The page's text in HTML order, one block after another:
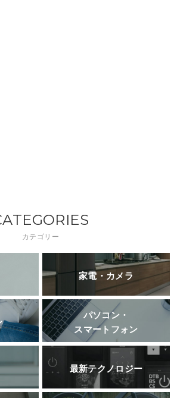
カテゴリー
家電・カメラ
パソコン・
スマートフォン
最新テクノロジー